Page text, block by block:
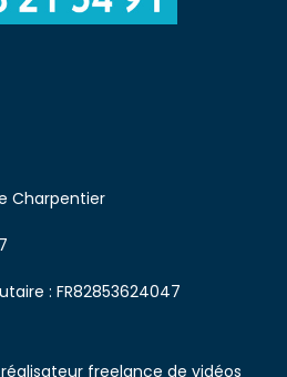
Charpentier
: FR82853624047
freelance de vidéos